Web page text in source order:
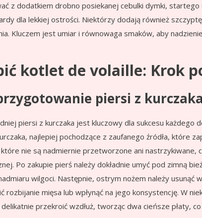
z dodatkiem drobno posiekanej cebulki dymki,
dla lekkiej ostrości. Niektórzy dodają również
Kluczem jest umiar i równowaga smaków, aby
kotlet de volaille: Krok
piersi z kurczaka
piersi z kurczaka jest kluczowy dla sukcesu każdego
najlepiej pochodzące z zaufanego źródła, które
nie są nadmiernie przetworzone ani nastrzykiwane,
Po zakupie pierś należy dokładnie umyć pod zimną
wilgoci. Następnie, ostrym nożem należy usunąć
rozbijanie mięsa lub wpłynąć na jego konsystencję. W
przekroić wzdłuż, tworząc dwa cieńsze płaty,